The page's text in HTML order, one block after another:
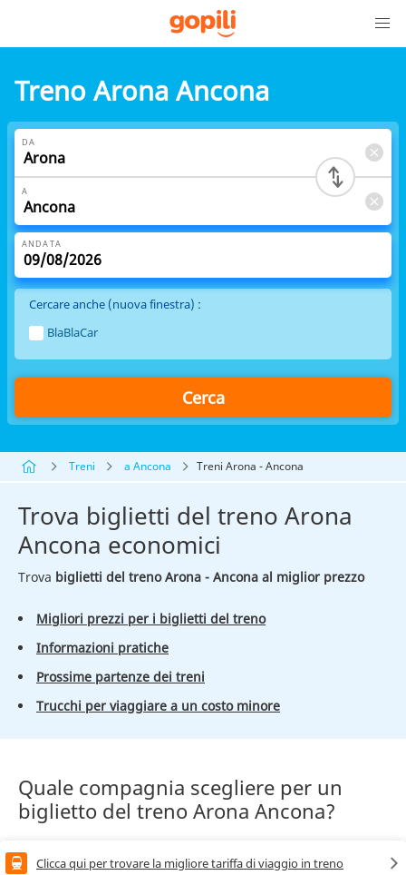
Treno Arona Ancona
DA
A
ANDATA
Cercare anche (nuova finestra) :
BlaBlaCar
Cerca
Treni a Ancona Treni Arona - Ancona
Trova biglietti del treno Arona
Ancona economici
Trova biglietti del treno Arona - Ancona al miglior prezzo
Migliori prezzi per i biglietti del treno
Informazioni pratiche
Prossime partenze dei treni
Trucchi per viaggiare a un costo minore
Quale compagnia scegliere per un
biglietto del treno Arona Ancona?
Clicca qui per trovare la migliore tariffa di viaggio in treno